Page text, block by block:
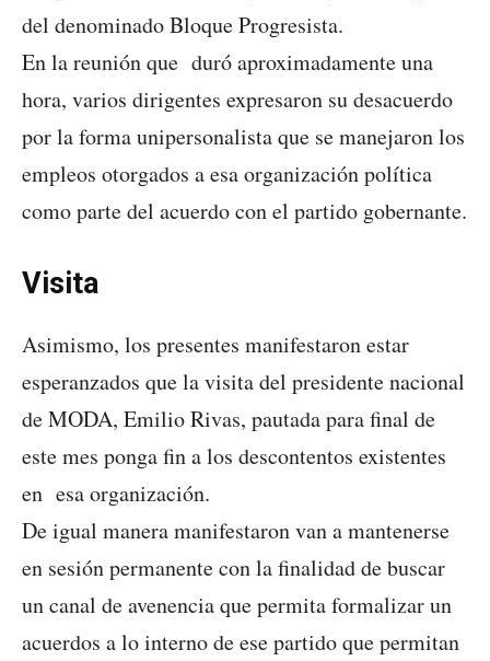
del denominado Bloque Progresista.
En la reunión que duró aproximadamente una
hora, varios dirigentes expresaron su desacuerdo
por la forma unipersonalista que se manejaron los
empleos otorgados a esa organización política
como parte del acuerdo con el partido gobernante.
Visita
Asimismo, los presentes manifestaron estar
esperanzados que la visita del presidente nacional
de MODA, Emilio Rivas, pautada para final de
este mes ponga fin a los descontentos existentes
en esa organización.
De igual manera manifestaron van a mantenerse
en sesión permanente con la finalidad de buscar
un canal de avenencia que permita formalizar un
acuerdos a lo interno de ese partido que permitan